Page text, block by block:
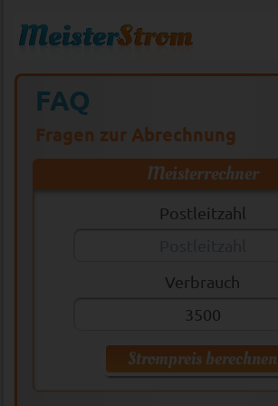
FAQ
Fragen zur Abrechnung
Meisterrechner
Postleitzahl
Verbrauch
Strompreis berechnen